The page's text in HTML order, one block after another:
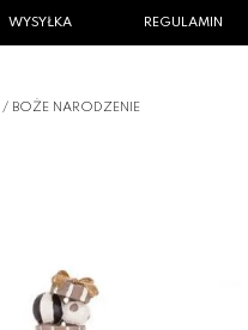
WYSYŁKA REGULAMIN
/ BOŻE NARODZENIE